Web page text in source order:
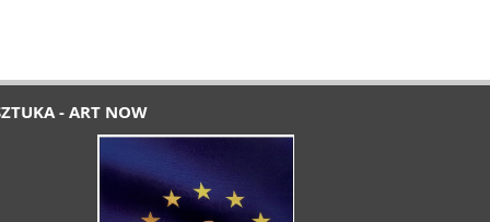
- ART NOW